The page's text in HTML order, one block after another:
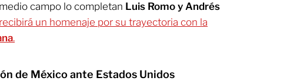
campo lo completan Luis Romo y Andrés
un homenaje por su trayectoria con la
.
de México ante Estados Unidos